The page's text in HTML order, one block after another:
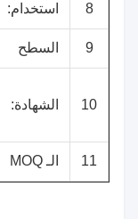
8 استخدام:
9 السطح
10 الشهادة:
11 الـ MOQ